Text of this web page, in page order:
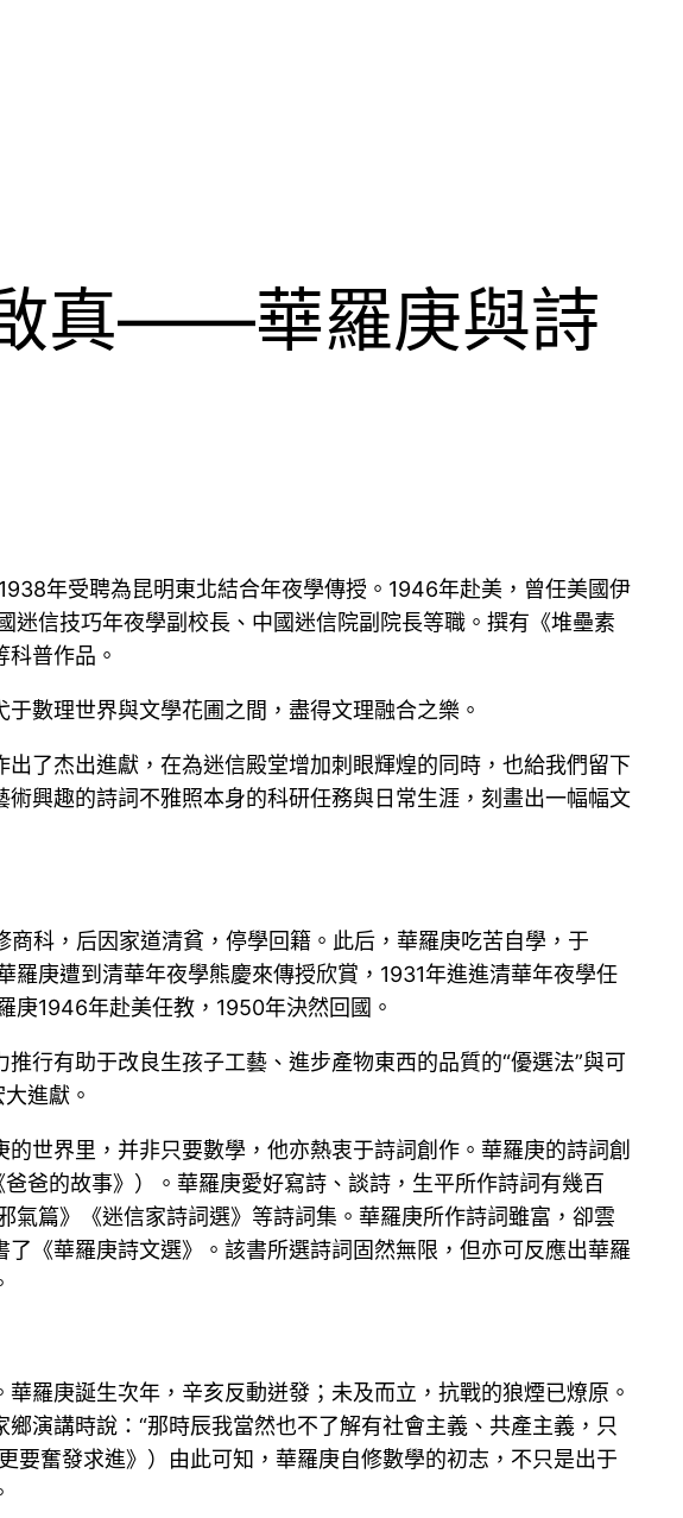
真——華羅庚與詩
年受聘為昆明東北結合年夜學傳授。1946年赴美，曾任美國伊
信技巧年夜學副校長、中國迷信院副院長等職。撰有《堆壘素
普作品。
數理世界與文學花圃之間，盡得文理融合之樂。
了杰出進獻，在為迷信殿堂增加刺眼輝煌的同時，也給我們留下
興趣的詩詞不雅照本身的科研任務與日常生涯，刻畫出一幅幅文
科，后因家道清貧，停學回籍。此后，華羅庚吃苦自學，于
庚遭到清華年夜學熊慶來傳授欣賞，1931年進進清華年夜學任
庚1946年赴美任教，1950年決然回國。
行有助于改良生孩子工藝、進步產物東西的品質的“優選法”與可
進獻。
世界里，并非只要數學，他亦熱衷于詩詞創作。華羅庚的詩詞創
爸的故事》）。華羅庚愛好寫詩、談詩，生平所作詩詞有幾百
氣篇》《迷信家詩詞選》等詩詞集。華羅庚所作詩詞雖富，卻雲
《華羅庚詩文選》。該書所選詩詞固然無限，但亦可反應出華羅
羅庚誕生次年，辛亥反動迸發；未及而立，抗戰的狼煙已燎原。
演講時說：“那時辰我當然也不了解有社會主義、共產主義，只
要奮發求進》）由此可知，華羅庚自修數學的初志，不只是出于